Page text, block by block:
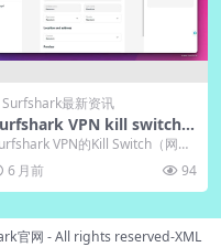
Surfshark最新资讯
VPN kill switch功
详解及设置教程
VPN的Kill Switch（网络
锁开关）是防止VPN意...
6 月前 94
官网 - All rights reserved-XML